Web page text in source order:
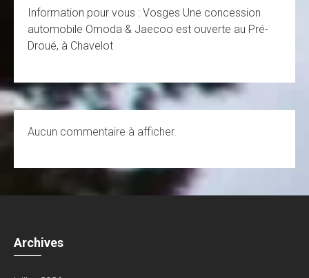
Information pour vous : Vosges Une concession
automobile Omoda & Jaecoo est ouverte au Pré-
Droué, à Chavelot
Aucun commentaire à afficher.
Archives